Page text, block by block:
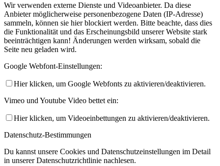
Wir verwenden externe Dienste und Videoanbieter. Da diese
Anbieter möglicherweise personenbezogene Daten (IP-Adresse)
sammeln, können sie hier blockiert werden. Bitte beachte, dass dies
die Funktionalität und das Erscheinungsbild unserer Website stark
beeinträchtigen kann! Änderungen werden wirksam, sobald die
Seite neu geladen wird.
Google Webfont-Einstellungen:
Hier klicken, um Google Webfonts zu aktivieren/deaktivieren.
Vimeo und Youtube Video bettet ein:
Hier klicken, um Videoeinbettungen zu aktivieren/deaktivieren.
Datenschutz-Bestimmungen
Du kannst unsere Cookies und Datenschutzeinstellungen im Detail
in unserer Datenschutzrichtlinie nachlesen.